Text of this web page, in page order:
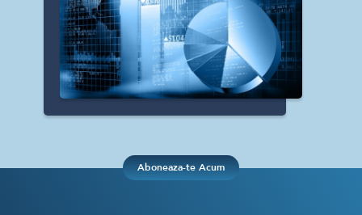
Aboneaza-te Acum